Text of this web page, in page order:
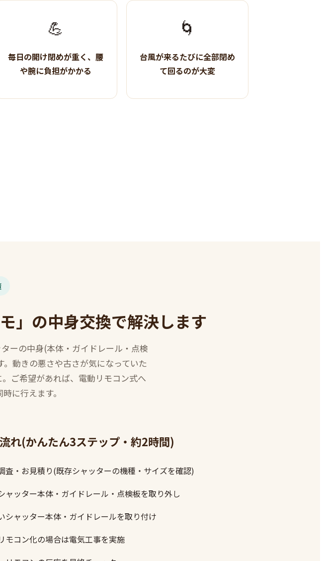
💪
毎日の開け閉めが重く、腰
や腕に負担がかかる
🌀
台風が来るたびに全部閉め
て回るのが大変
」の中身交換で解決します
ーの中身(本体・ガイドレール・点検
動きの悪さや古さが気になっていた
ご希望があれば、電動リモコン式へ
に行えます。
れ(かんたん3ステップ・約2時間)
査・お見積り(既存シャッターの機種・サイズを確認)
ャッター本体・ガイドレール・点検板を取り外し
シャッター本体・ガイドレールを取り付け
モコン化の場合は電気工事を実施